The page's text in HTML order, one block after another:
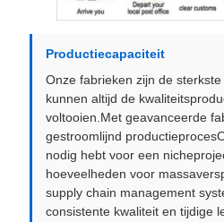
Productiecapaciteit
Onze fabrieken zijn de
kunnen altijd de
voltooien.Met geavanceerde
gestroomlijnd
nodig hebt voor een
hoeveelheden voor
supply chain management
consistente kwaliteit en tijdige